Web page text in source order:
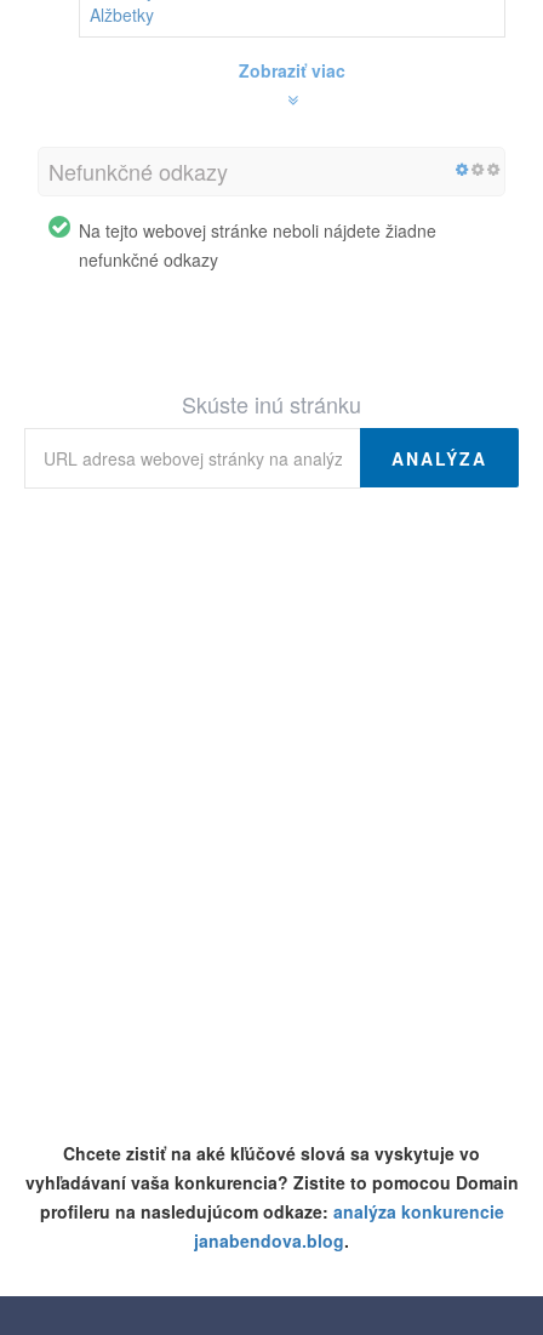
Alžbetky
Zobraziť viac
Nefunkčné odkazy
Na tejto webovej stránke neboli nájdete žiadne
nefunkčné odkazy
Skúste inú stránku
ANALÝZA
Chcete zistiť na aké kľúčové slová sa vyskytuje vo
vyhľadávaní vaša konkurencia? Zistite to pomocou Domain
profileru na nasledujúcom odkaze: analýza konkurencie
janabendova.blog.